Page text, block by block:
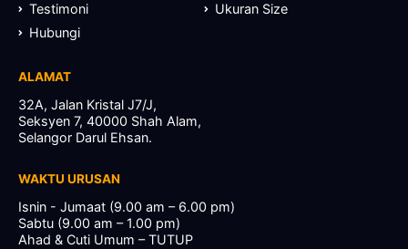
Testimoni
Ukuran Size
Hubungi
ALAMAT
32A, Jalan Kristal J7/J,
Seksyen 7, 40000 Shah Alam,
Selangor Darul Ehsan.
WAKTU URUSAN
Isnin - Jumaat (9.00 am – 6.00 pm)
Sabtu (9.00 am – 1.00 pm)
Ahad & Cuti Umum – TUTUP